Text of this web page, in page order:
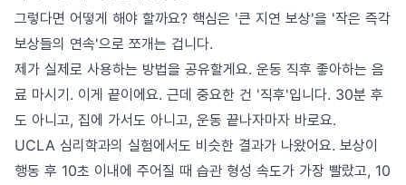
그렇다면 어떻게 해야 할까요? 핵심은 '큰 지연 보상'을 '작은 즉각
보상들의 연속'으로 쪼개는 겁니다.
제가 실제로 사용하는 방법을 공유할게요. 운동 직후 좋아하는 음
료 마시기. 이게 끝이에요. 근데 중요한 건 '직후'입니다. 30분 후
도 아니고, 집에 가서도 아니고, 운동 끝나자마자 바로요.
UCLA 심리학과의 실험에서도 비슷한 결과가 나왔어요. 보상이
행동 후 10초 이내에 주어질 때 습관 형성 속도가 가장 빨랐고, 10